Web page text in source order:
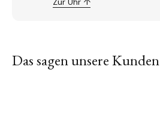
Das sagen unsere Kunden